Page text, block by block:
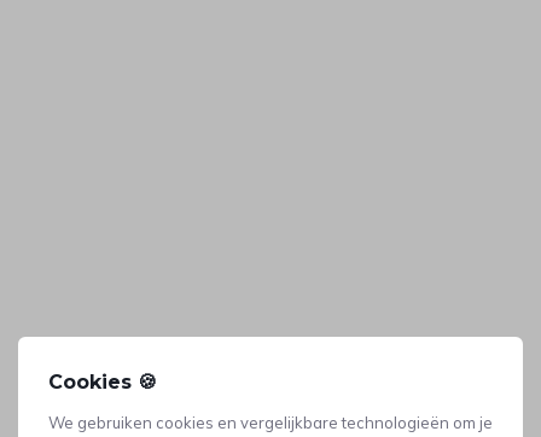
Cookies 🍪
We gebruiken cookies en vergelijkbare technologieën om je